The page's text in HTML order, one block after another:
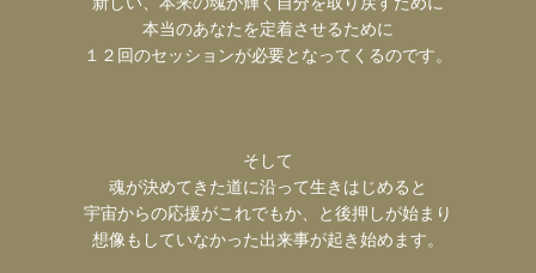
本当のあなたを定着させるために
１２回のセッションが必要となってくるのです。
そして
魂が決めてきた道に沿って生きはじめると
宇宙からの応援がこれでもか、と後押しが始まり
想像もしていなかった出来事が起き始めます。